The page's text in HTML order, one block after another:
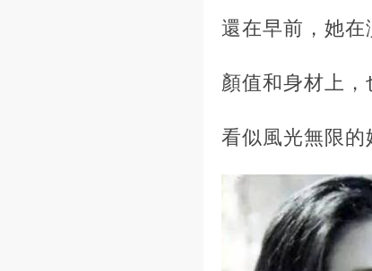
還在早前，她在
顏值和身材上，
看似風光無限的